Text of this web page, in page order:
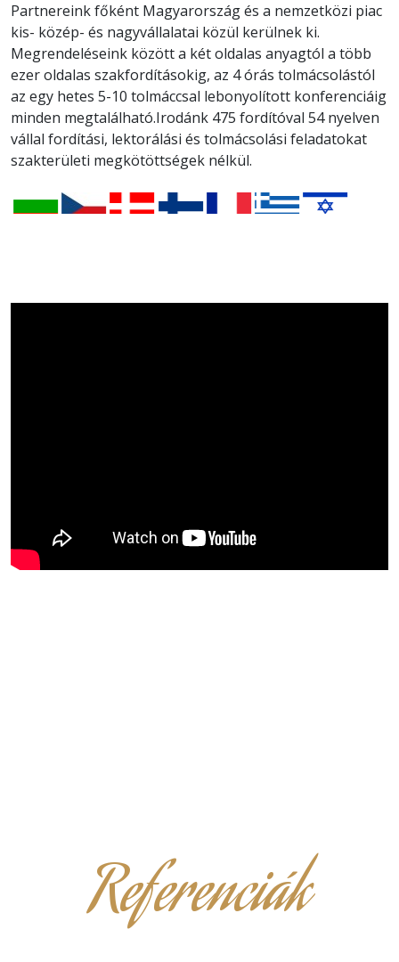
Partnereink főként Magyarország és a nemzetközi piac
kis- közép- és nagyvállalatai közül kerülnek ki.
Megrendeléseink között a két oldalas anyagtól a több
ezer oldalas szakfordításokig, az 4 órás tolmácsolástól
az egy hetes 5-10 tolmáccsal lebonyolított konferenciáig
minden megtalálható.Irodánk 475 fordítóval 54 nyelven
vállal fordítási, lektorálási és tolmácsolási feladatokat
szakterületi megkötöttségek nélkül.
Referenciák